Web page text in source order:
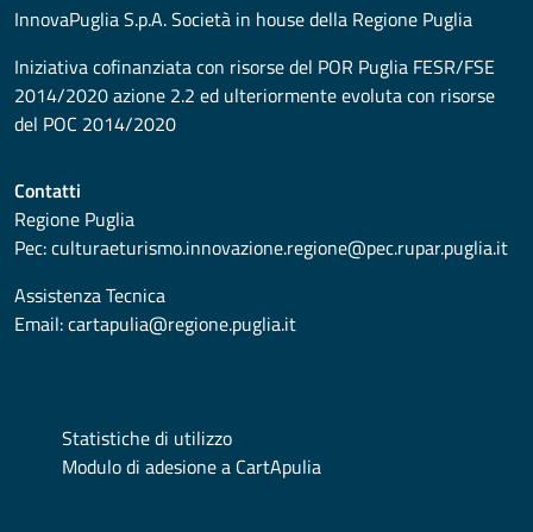
InnovaPuglia S.p.A. Società in house della Regione Puglia
Iniziativa cofinanziata con risorse del POR Puglia FESR/FSE
2014/2020 azione 2.2 ed ulteriormente evoluta con risorse
del POC 2014/2020
Contatti
Regione Puglia
Pec:culturaeturismo.innovazione.regione@pec.rupar.puglia.it
Assistenza Tecnica
Email:cartapulia@regione.puglia.it
Statistiche di utilizzo
Modulo di adesione a CartApulia